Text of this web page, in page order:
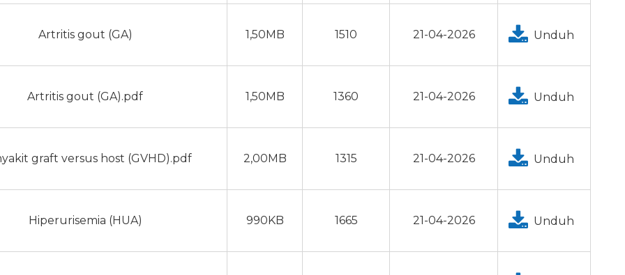
Artritis gout (GA) 1,50MB 1510 21-04-2026 Unduh
Artritis gout (GA).pdf 1,50MB 1360 21-04-2026 Unduh
graft versus host (GVHD).pdf 2,00MB 1315 21-04-2026 Unduh
Hiperurisemia (HUA) 990KB 1665 21-04-2026 Unduh